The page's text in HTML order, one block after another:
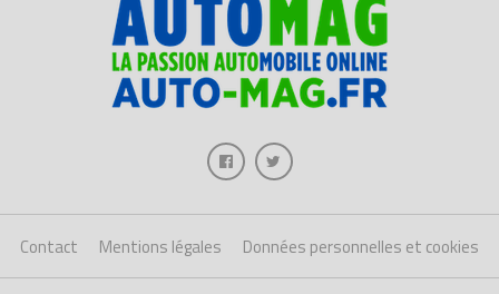
Contact Mentions légales Données personnelles et cookies